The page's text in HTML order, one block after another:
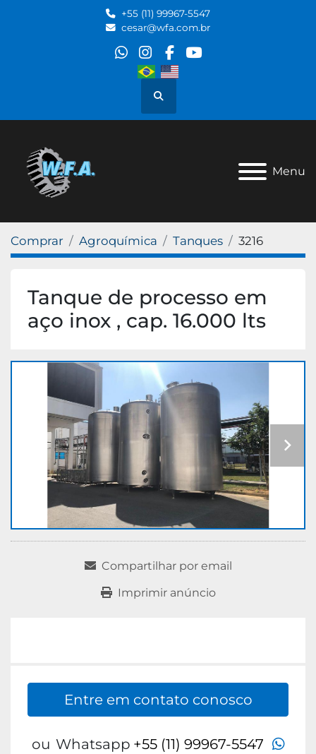
+55 (11) 99967-5547
cesar@wfa.com.br
whatsapp
instagram
facebook
youtube
Pesquisar
Menu
Comprar Agroquímica Tanques 3216
Tanque de processo em
aço inox , cap. 16.000 lts
Compartilhar por email
Imprimir anúncio
Entre em contato conosco
ou Whatsapp +55 (11) 99967-5547